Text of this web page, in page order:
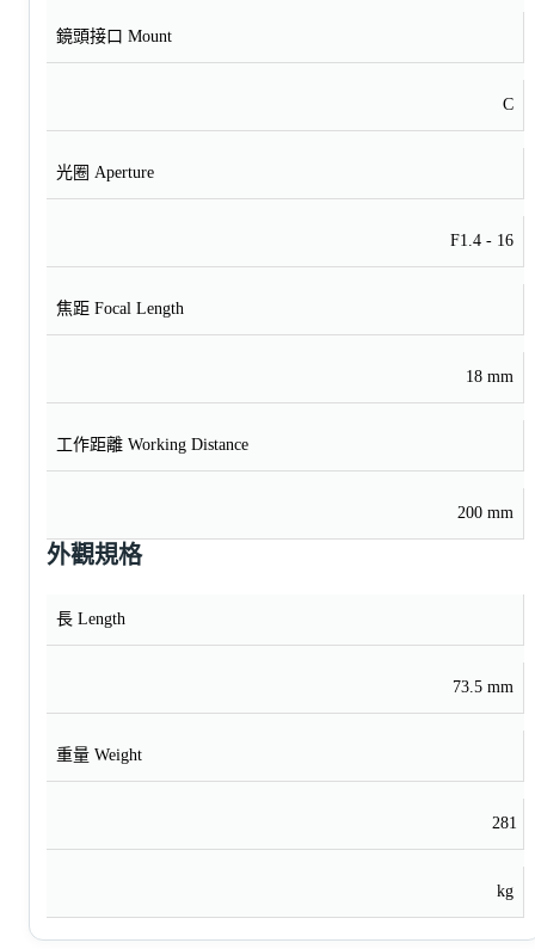
鏡頭接口 Mount
C
光圈 Aperture
F1.4 - 16
焦距 Focal Length
18 mm
工作距離 Working Distance
200 mm
外觀規格
長 Length
73.5 mm
重量 Weight
281
kg